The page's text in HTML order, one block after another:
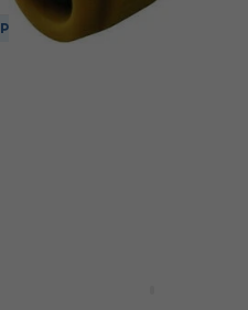
RockCable RCL 10004
Prix dégressifs